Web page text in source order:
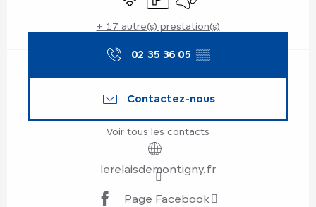
+ 17 autre(s) prestation(s)
02 35 36 05 ▒▒
Contactez-nous
Voir tous les contacts
lerelaisdemontigny.fr
Page Facebook